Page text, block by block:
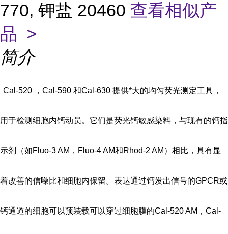
770, 钾盐 20460 查看相似产
品 >
简介
Cal-520 ，Cal-590 和Cal-630 提供*大的均匀荧光测定工具，
用于检测细胞内钙动员。它们是荧光钙敏感染料，与现有的钙指
示剂（如Fluo-3 AM，Fluo-4 AM和Rhod-2 AM）相比，具有显
着改善的信噪比和细胞内保留。表达通过钙发出信号的GPCR或
钙通道的细胞可以预装载可以穿过细胞膜的Cal-520 AM，Cal-